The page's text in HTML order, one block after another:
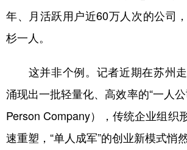
城市 旅游 能源
公益 一带一路 亚太网
文化产业
地方频道
年、月活跃用户近60万人次的公司
杉一人。
这并非个例。记者近期在苏州走
涌现出一批轻量化、高效率的“一人
Person Company），传统企业组织
速重塑，“单人成军”的创业新模式悄